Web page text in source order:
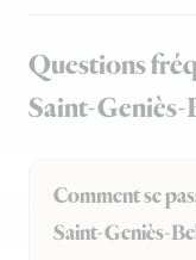
Questions
Saint-Geniès-
Comment se
Saint-Geniès-